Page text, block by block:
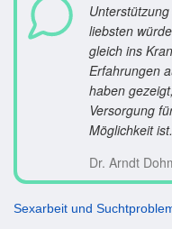
liebsten
gleich ins
Erfahrungen
haben
Versorgung
Möglich­keit ist.
Dr. Arndt
Sexarbeit und